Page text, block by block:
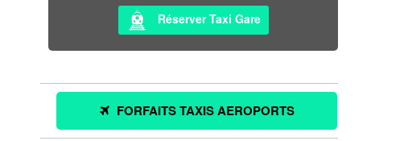
Réserver Taxi Gare
FORFAITS TAXIS AEROPORTS